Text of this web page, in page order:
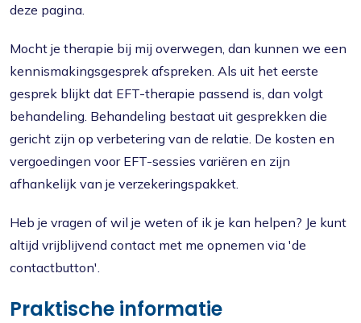
deze pagina.
Mocht je therapie bij mij overwegen, dan kunnen we een
kennismakingsgesprek afspreken. Als uit het eerste
gesprek blijkt dat EFT-therapie passend is, dan volgt
behandeling. Behandeling bestaat uit gesprekken die
gericht zijn op verbetering van de relatie. De kosten en
vergoedingen voor EFT-sessies variëren en zijn
afhankelijk van je verzekeringspakket.
Heb je vragen of wil je weten of ik je kan helpen? Je kunt
altijd vrijblijvend contact met me opnemen via 'de
contactbutton'.
Praktische informatie